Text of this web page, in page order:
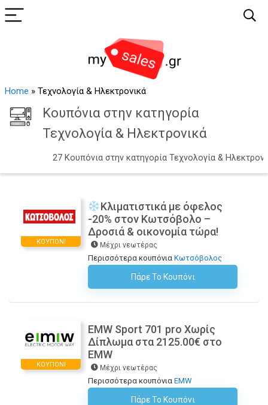
Home » Τεχνολογία & Ηλεκτρονικά
Κουπόνια στην κατηγορία
Τεχνολογία & Ηλεκτρονικά
27 Κουπόνια στην κατηγορία Τεχνολογία &
ΚΟΥΠΌΝΙ
Κλιματιστικά με όφελος
-20% στον Κωτσόβολο –
Δροσιά & οικονομία τώρα!
Μέχρι νεωτέρας
Περισσότερα κουπόνια Κωτσόβολος
Πάρε Το Κουπόνι
ΚΟΥΠΌΝΙ
EMW Sport 701 pro Χωρίς
Δίπλωμα στα 2125.00€ στο
EMW
Μέχρι νεωτέρας
Περισσότερα κουπόνια EMW
Πάρε Το Κουπόνι